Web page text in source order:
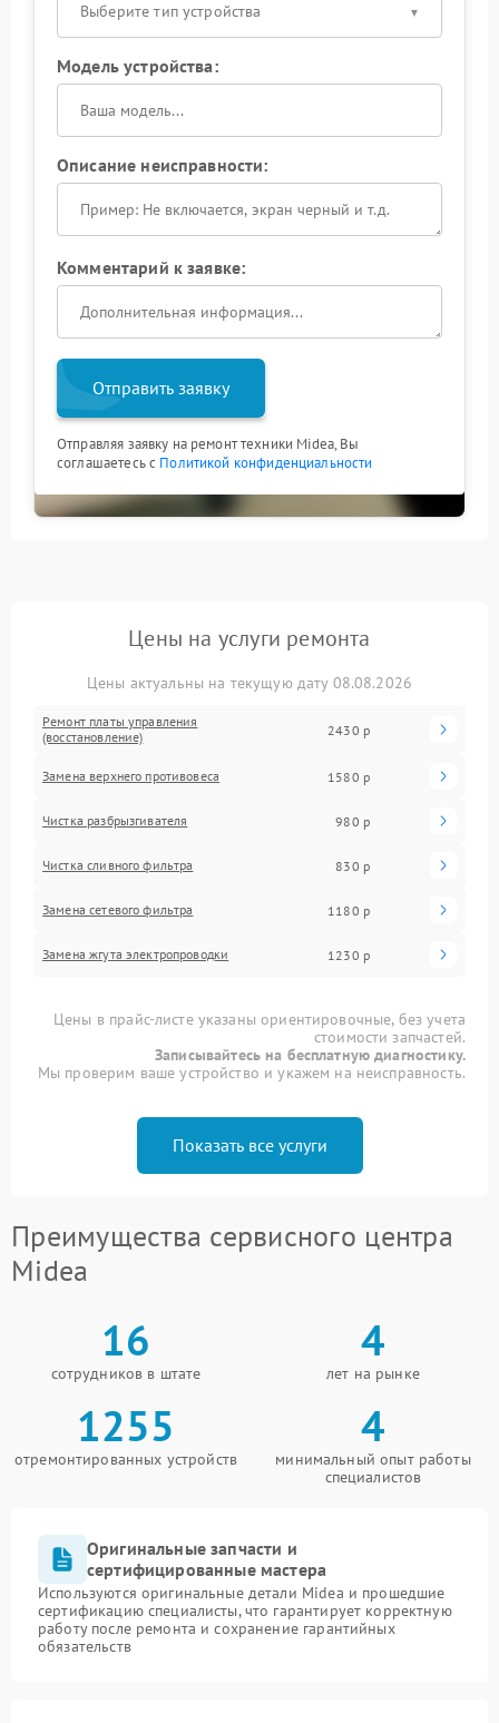
Выберите тип устройства
Модель устройства:
Описание неисправности:
Комментарий к заявке:
Отправить заявку
Отправляя заявку на ремонт техники Midea, Вы
соглашаетесь с Политикой конфиденциальности
Цены на услуги ремонта
Цены актуальны на текущую дату 08.08.2026
Ремонт платы управления
(восстановление)
2430 р
Замена верхнего противовеса 1580 р
Чистка разбрызгивателя 980 р
Чистка сливного фильтра 830 р
Замена сетевого фильтра 1180 р
Замена жгута электропроводки 1230 р
Цены в прайс-листе указаны ориентировочные, без учета
стоимости запчастей.
Записывайтесь на бесплатную диагностику.
Мы проверим ваше устройство и укажем на неисправность.
Показать все услуги
Преимущества сервисного центра
Midea
16
сотрудников в штате
4
лет на рынке
1255
отремонтированных устройств
4
минимальный опыт работы
специалистов
Оригинальные запчасти и
сертифицированные мастера
Используются оригинальные детали Midea и прошедшие
сертификацию специалисты, что гарантирует корректную
работу после ремонта и сохранение гарантийных
обязательств